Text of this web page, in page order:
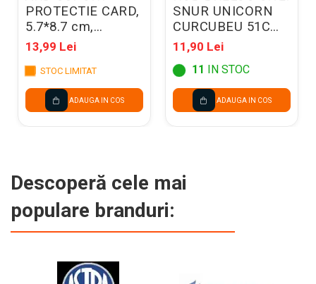
PROTECTIE CARD,
5.7*8.7 cm,
CULORI DIVERSE
0106GDO0000
13,99 Lei
STOC LIMITAT
ADAUGA IN COS
SNUR UNICORN
CURCUBEU 51CM
52547
11,90 Lei
11 IN STOC
ADAUGA IN COS
Descoperă cele mai
populare branduri: